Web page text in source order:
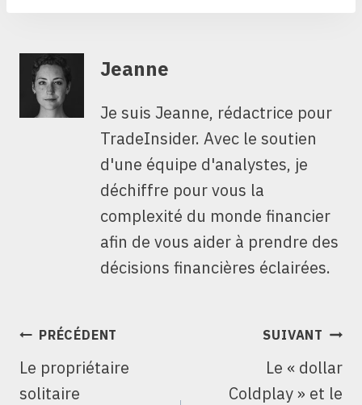
Jeanne
Je suis Jeanne, rédactrice pour
TradeInsider. Avec le soutien
d'une équipe d'analystes, je
déchiffre pour vous la
complexité du monde financier
afin de vous aider à prendre des
décisions financières éclairées.
NAVIGATION
L’ARTICLE
PRÉCÉDENT
Le propriétaire
solitaire
SUIVANT
Le « dollar
Coldplay » et le